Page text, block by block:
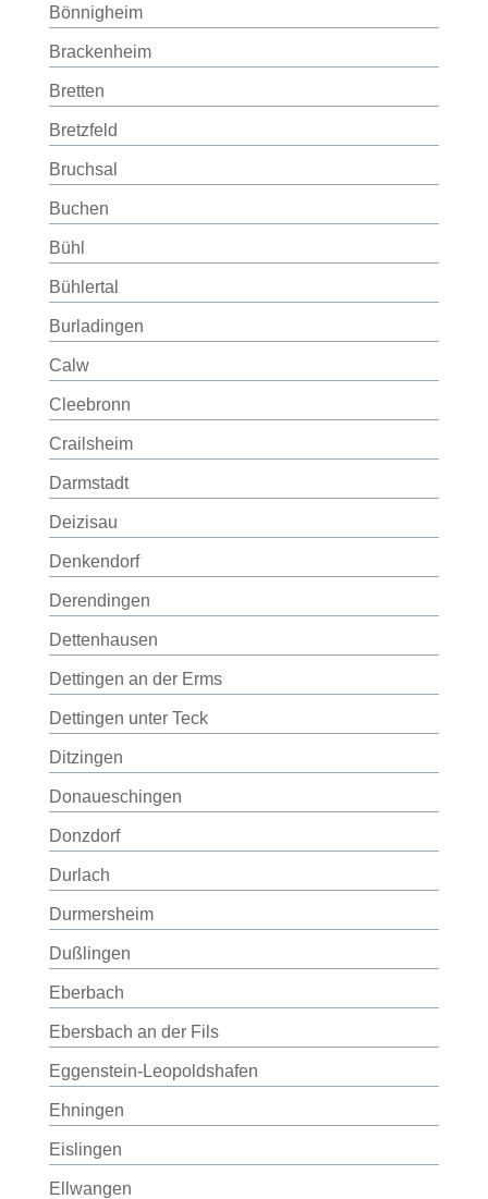
Bönnigheim
Brackenheim
Bretten
Bretzfeld
Bruchsal
Buchen
Bühl
Bühlertal
Burladingen
Calw
Cleebronn
Crailsheim
Darmstadt
Deizisau
Denkendorf
Derendingen
Dettenhausen
Dettingen an der Erms
Dettingen unter Teck
Ditzingen
Donaueschingen
Donzdorf
Durlach
Durmersheim
Dußlingen
Eberbach
Ebersbach an der Fils
Eggenstein-Leopoldshafen
Ehningen
Eislingen
Ellwangen